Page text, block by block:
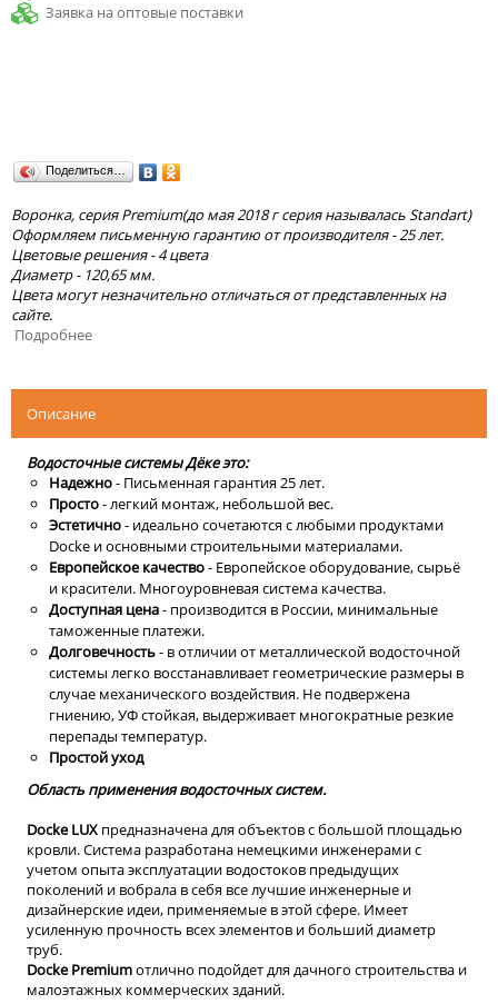
Заявка на оптовые поставки
Поделиться…
Воронка, серия Premium(до мая 2018 г серия называлась Standart)
Оформляем письменную гарантию от производителя - 25 лет.
Цветовые решения - 4 цвета
Диаметр - 120,65 мм.
Цвета могут незначительно отличаться от представленных на
сайте.
Подробнее
Описание
Водосточные системы Дёке это:
Надежно- Письменная гарантия 25 лет.
Просто- легкий монтаж, небольшой вес.
Эстетично- идеально сочетаются с любыми продуктами
Docke и основными строительными материалами.
Европейское качество- Европейское оборудование, сырьё
и красители. Многоуровневая система качества.
Доступная цена- производится в России, минимальные
таможенные платежи.
Долговечность- в отличии от металлической водосточной
системы легко восстанавливает геометрические размеры в
случае механического воздействия. Не подвержена
гниению, УФ стойкая, выдерживает многократные резкие
перепады температур.
Простой уход
Область применения водосточных систем.
Dоcke LUX предназначена для объектов с большой площадью
кровли. Система разработана немецкими инженерами с
учетом опыта эксплуатации водостоков предыдущих
поколений и вобрала в себя все лучшие инженерные и
дизайнерские идеи, применяемые в этой сфере. Имеет
усиленную прочность всех элементов и больший диаметр
труб.
Docke Premiumотлично подойдет для дачного строительства и
малоэтажных коммерческих зданий.